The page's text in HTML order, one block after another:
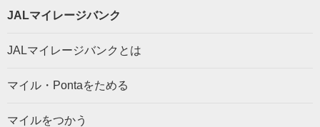
JALマイレージバンク
JALマイレージバンクとは
マイル・Pontaをためる
マイルをつかう